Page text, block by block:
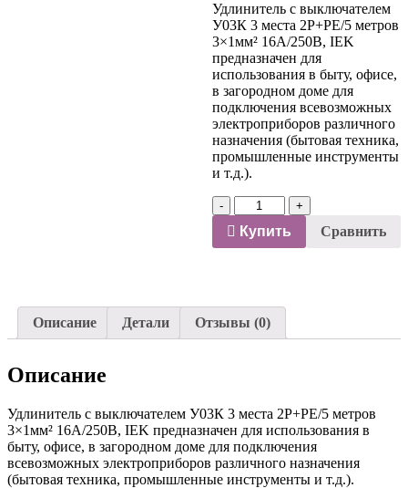
Удлинитель с выключателем
У03К 3 места 2P+PE/5 метров
3×1мм² 16А/250В, IEK
предназначен для
использования в быту, офисе,
в загородном доме для
подключения всевозможных
электроприборов различного
назначения (бытовая техника,
промышленные инструменты
и т.д.).
Количество
- +
Купить Сравнить
Описание Детали Отзывы (0)
Описание
Удлинитель с выключателем У03К 3 места 2P+PE/5 метров
3×1мм² 16А/250В, IEK предназначен для использования в
быту, офисе, в загородном доме для подключения
всевозможных электроприборов различного назначения
(бытовая техника, промышленные инструменты и т.д.).